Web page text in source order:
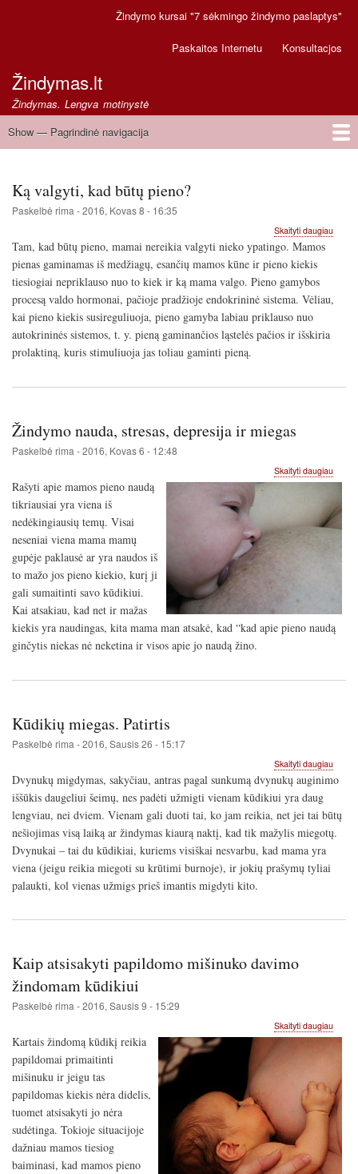
Pereiti
pagrindinį
Žindymo kursai "7 sėkmingo žindymo paslaptys"
Paskaitos Internetu Konsultacjos
Žindymas.lt
Žindymas. Lengva motinystė
Pagrindinė
Show — Pagrindinė navigacija
Ką valgyti, kad būtų pieno?
Paskelbė rima -2016, Kovas 8 - 16:35
Skaityti daugiauapie
Tam, kad būtų pieno, mamai nereikia valgyti nieko ypatingo. Mamos
pienas gaminamas iš medžiagų, esančių mamos kūne ir pieno kiekis
tiesiogiai nepriklauso nuo to kiek ir ką mama valgo. Pieno gamybos
procesą valdo hormonai, pačioje pradžioje endokrininė sistema. Vėliau,
kai pieno kiekis susireguliuoja, pieno gamyba labiau priklauso nuo
autokrininės sistemos, t. y. pieną gaminančios ląstelės pačios ir išskiria
prolaktiną, kuris stimuliuoja jas toliau gaminti pieną.
Žindymo nauda, stresas, depresija ir miegas
Paskelbė rima -2016, Kovas 6 - 12:48
Skaityti daugiauapie
Rašyti apie mamos pieno naudą
tikriausiai yra viena iš
nedėkingiausių temų. Visai
neseniai viena mama mamų
gupėje paklausė ar yra naudos iš
to mažo jos pieno kiekio, kurį ji
gali sumaitinti savo kūdikiui.
Kai atsakiau, kad net ir mažas
kiekis yra naudingas, kita mama man atsakė, kad “kad apie pieno naudą
ginčytis niekas nė neketina ir visos apie jo naudą žino.
Kūdikių miegas. Patirtis
Paskelbė rima -2016, Sausis 26 - 15:17
Skaityti daugiauapie
Dvynukų migdymas, sakyčiau, antras pagal sunkumą dvynukų auginimo
iššūkis daugeliui šeimų, nes padėti užmigti vienam kūdikiui yra daug
lengviau, nei dviem. Vienam gali duoti tai, ko jam reikia, net jei tai būtų
nešiojimas visą laiką ar žindymas kiaurą naktį, kad tik mažylis miegotų.
Dvynukai – tai du kūdikiai, kuriems visiškai nesvarbu, kad mama yra
viena (jeigu reikia miegoti su krūtimi burnoje), ir jokių prašymų tyliai
palaukti, kol vienas užmigs prieš imantis migdyti kito.
Kaip atsisakyti papildomo mišinuko davimo
žindomam kūdikiui
Paskelbė rima -2016, Sausis 9 - 15:29
Skaityti daugiauapie
Kaip
Kartais žindomą kūdikį reikia
papildomai primaitinti
mišinuku ir jeigu tas
papildomas kiekis nėra didelis,
tuomet atsisakyti jo nėra
sudėtinga. Tokioje situacijoje
dažniau mamos tiesiog
baiminasi, kad mamos pieno